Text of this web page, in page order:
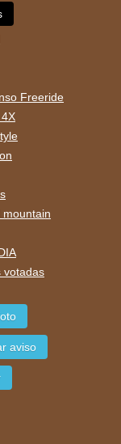
Freeride
mountain
votadas
aviso